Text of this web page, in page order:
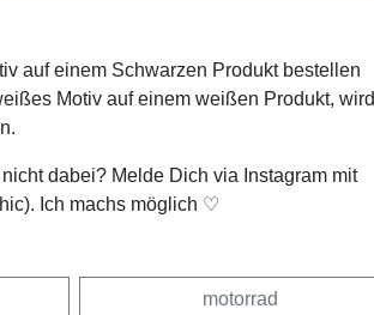
auf einem Schwarzen Produkt bestellen
Motiv auf einem weißen Produkt, wird
dabei? Melde Dich via Instagram mit
Ich machs möglich ♡
motorrad